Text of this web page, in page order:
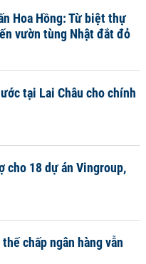
Hoa Hồng: Từ biệt thự
vườn tùng Nhật đắt đỏ
tại Lai Châu cho chính
cho 18 dự án Vingroup,
chấp ngân hàng vẫn